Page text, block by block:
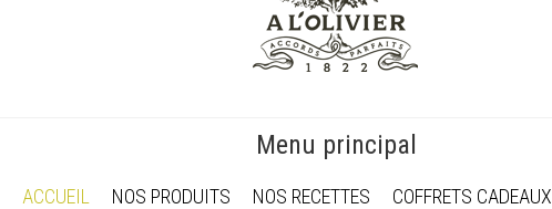
Menu principal
ACCUEIL NOS PRODUITS NOS RECETTES COFFRETS CADEAUX